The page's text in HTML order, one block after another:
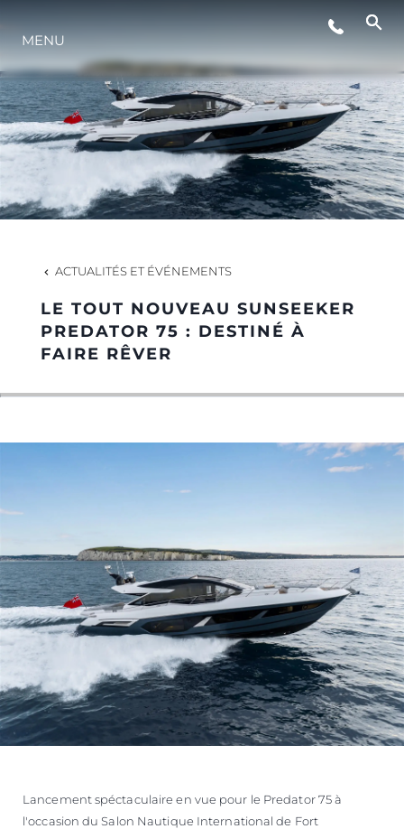
ÉVÉNEMENTS
STYLE DE VIE
L'INNOVATION
NOTRE HÉRITAGE
MENU
ACTUALITÉS ET ÉVÉNEMENTS
LE TOUT NOUVEAU SUNSEEKER
PREDATOR 75 : DESTINÉ À
FAIRE RÊVER
Lancement spéctaculaire en vue pour le Predator 75 à
l'occasion du Salon Nautique International de Fort